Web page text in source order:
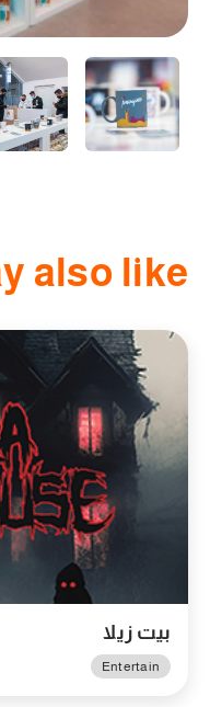
also like
بيت زيلا
Entertain